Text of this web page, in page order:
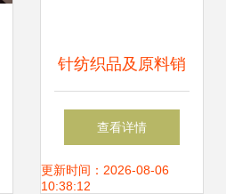
针纺织品及原料销
售常见问答
查看详情
更新时间：2026-08-06
10:38:12